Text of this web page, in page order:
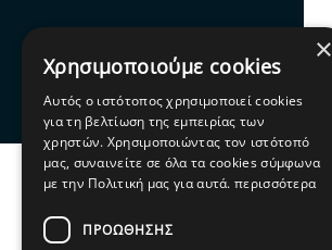
Facebook
×
Χρησιμοποιούμε cookies
Αυτός ο ιστότοπος χρησιμοποιεί cookies
για τη βελτίωση της εμπειρίας των
χρηστών. Χρησιμοποιώντας τον ιστότοπό
μας, συναινείτε σε όλα τα cookies σύμφωνα
με την Πολιτική μας για αυτά. περισσότερα
ΠΡΟΩΘΗΣΗΣ